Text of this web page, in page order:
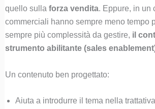
quello sulla forza vendita. Eppure, in un
commerciali hanno sempre meno tempo
sempre più complessità da gestire, il
strumento abilitante (sales
Un contenuto ben progettato:
Aiuta a introdurre il tema nella